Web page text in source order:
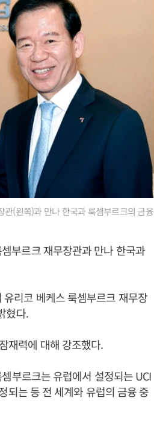
(왼쪽)과 만나 한국과 룩셈부르크의 금융
부르크 재무장관과 만나 한국과
리코 베케스 룩셈부르크 재무장
혔다.
재력에 대해 강조했다.
부르크는 유럽에서 설정되는 UCI
되는 등 전 세계와 유럽의 금융 중